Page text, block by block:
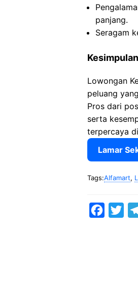
panjang.
Seragam
Kesimpulan
Lowongan
peluang
Pros dari
serta
terpercaya
Lamar
Tags:Alfamart,